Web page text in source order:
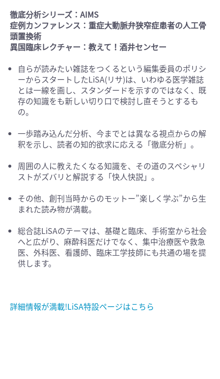
徹底分析シリーズ：AIMS
症例カンファレンス：重症大動脈弁狭窄症患者の人工骨
頭置換術
異国臨床レクチャー：教えて！酒井センセー
自らが読みたい雑誌をつくるという編集委員のポリシ
ーからスタートしたLiSA(リサ)は、いわゆる医学雑誌
とは一線を画し、スタンダードを示すのではなく、既
存の知識をも新しい切り口で検討し直そうとするも
の。
一歩踏み込んだ分析、今までとは異なる視点からの解
釈を示し、読者の知的欲求に応える「徹底分析」。
周囲の人に教えたくなる知識を、その道のスペシャリ
ストがズバリと解説する「快人快説」。
その他、創刊当時からのモットー”楽しく学ぶ”から生
まれた読み物が満載。
総合誌LiSAのテーマは、基礎と臨床、手術室から社会
へと広がり、麻酔科医だけでなく、集中治療医や救急
医、外科医、看護師、臨床工学技師にも共通の場を提
供します。
詳細情報が満載!LiSA特設ページはこちら